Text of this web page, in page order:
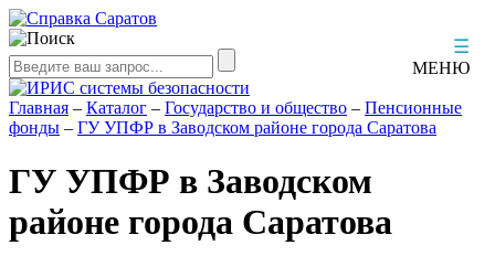
☰
МЕНЮ
Главная – Каталог – Государство и общество – Пенсионные
фонды – ГУ УПФР в Заводском районе города Саратова
ГУ УПФР в Заводском
районе города Саратова